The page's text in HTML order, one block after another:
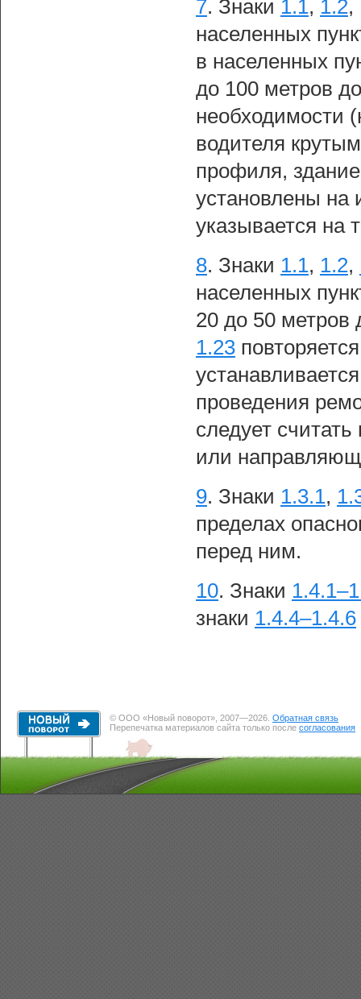
7. Знаки 1.1, 1.2,
населенных
в населенных
до 100 метров
необходимости
водителя
профиля,
установлены на
указывается на
8. Знаки 1.1, 1.2,
населенных
20 до 50 метров
1.23
проведения
следует
или
9. Знаки 1.3.1,
пределах
перед ним.
10. Знаки
знаки 1.4.4–1.4.6
© ООО «Новый поворот», 2007—2026. Обратная связь
Перепечатка материалов сайта только после согласования